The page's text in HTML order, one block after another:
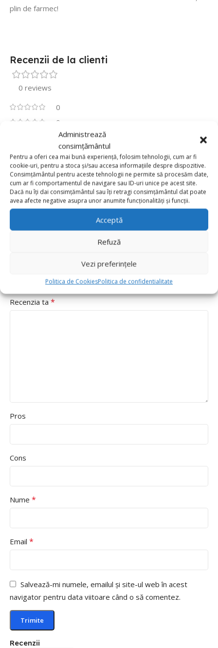
Administrează
consimțământul
Pentru a oferi cea mai bună experiență, folosim tehnologii, cum ar fi
cookie-uri, pentru a stoca și/sau accesa informațiile despre dispozitive.
Consimțământul pentru aceste tehnologii ne permite să procesăm date,
cum ar fi comportamentul de navigare sau ID-uri unice pe acest site.
Dacă nu îți dai consimțământul sau îți retragi consimțământul dat poate
avea afecte negative asupra unor anumite funcționalități și funcții.
Acceptă
Refuză
Vezi preferințele
Politica de CookiesPolitica de confidentialitate
plin de farmec!
Recenzii de la clienti
0 reviews
0
0
0
0
0
Recenzii
Fii primul care scrii o recenzie pentru „Balon Folie
55cm x 90cm, Alba Ca Zapada”
Adresa ta de email nu va fi publicată. Câmpurile obligatorii
Delivery speed
Recenzia ta*
Pros
Cons
Nume *
Email *
Salvează-mi numele, emailul și site-ul web în acest
navigator pentru data viitoare când o să comentez.